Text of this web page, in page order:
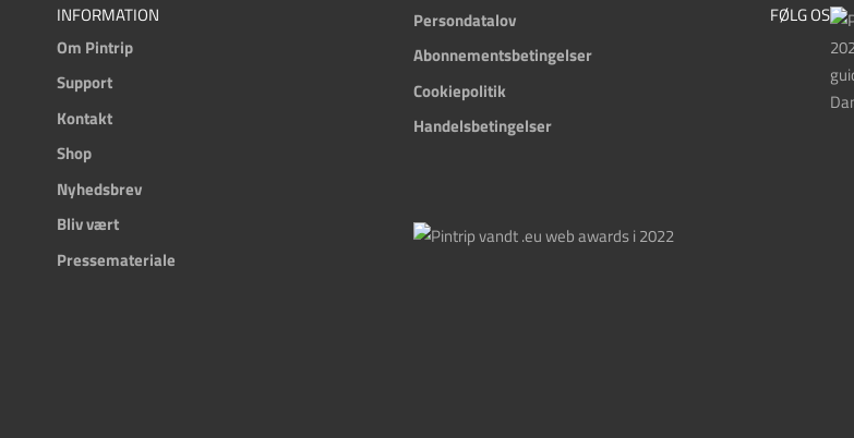
INFORMATION
Om Pintrip
Support
Kontakt
Shop
Nyhedsbrev
Bliv vært
Pressemateriale
Persondatalov
Abonnementsbetingelser
Cookiepolitik
Handelsbetingelser
FØLG OS